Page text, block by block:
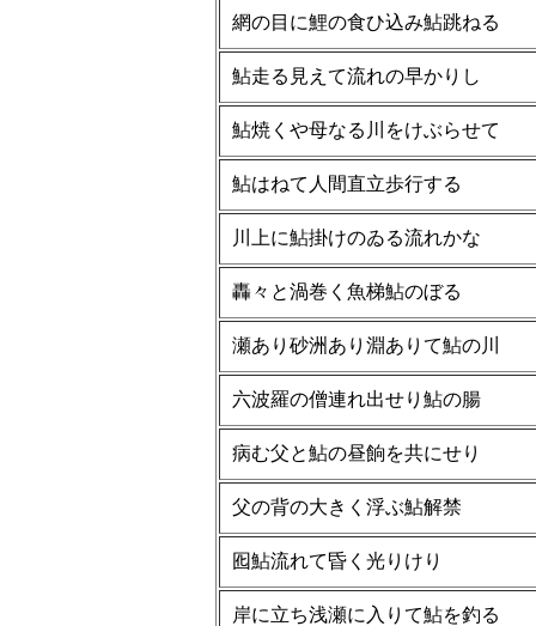
網の目に鯉の食ひ込み鮎跳ねる
鮎走る見えて流れの早かりし
鮎焼くや母なる川をけぶらせて
鮎はねて人間直立歩行する
川上に鮎掛けのゐる流れかな
轟々と渦巻く魚梯鮎のぼる
瀬あり砂洲あり淵ありて鮎の川
六波羅の僧連れ出せり鮎の腸
病む父と鮎の昼餉を共にせり
父の背の大きく浮ぶ鮎解禁
囮鮎流れて昏く光りけり
岸に立ち浅瀬に入りて鮎を釣る